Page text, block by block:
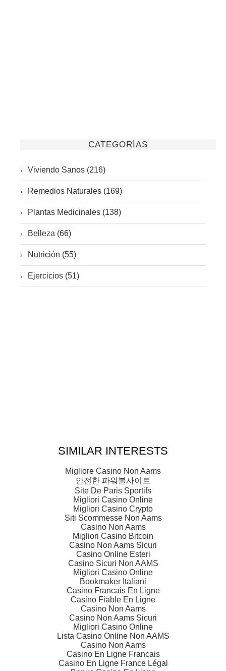
CATEGORÍAS
Viviendo Sanos (216)
Remedios Naturales (169)
Plantas Medicinales (138)
Belleza (66)
Nutrición (55)
Ejercicios (51)
SIMILAR INTERESTS
Migliore Casino Non Aams
안전한 파워볼사이트
Site De Paris Sportifs
Migliori Casino Online
Migliori Casino Crypto
Siti Scommesse Non Aams
Casino Non Aams
Migliori Casino Bitcoin
Casino Non Aams Sicuri
Casino Online Esteri
Casino Sicuri Non AAMS
Migliori Casino Online
Bookmaker Italiani
Casino Francais En Ligne
Casino Fiable En Ligne
Casino Non Aams
Casino Non Aams Sicuri
Migliori Casino Online
Lista Casino Online Non AAMS
Casino Non Aams
Casino En Ligne Francais
Casino En Ligne France Légal